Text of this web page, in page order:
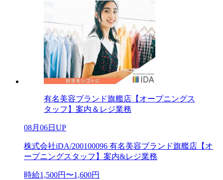
有名美容ブランド旗艦店【オープニングス
タッフ】案内＆レジ業務
08月06日UP
株式会社iDA/200100096 有名美容ブランド旗艦店【オ
ープニングスタッフ】案内&レジ業務
時給1,500円〜1,600円